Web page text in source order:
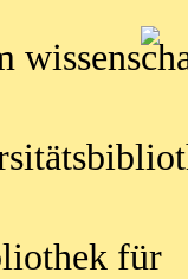
für